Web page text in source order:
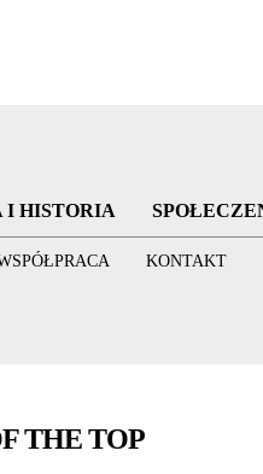
I HISTORIA
KONTAKT
THE TOP